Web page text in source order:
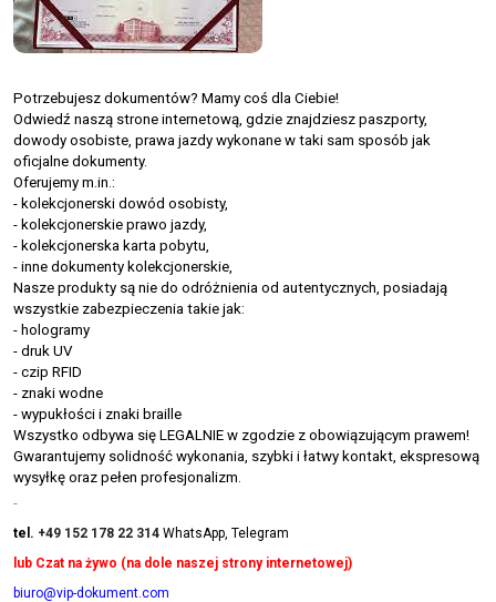
Potrzebujesz dokumentów? Mamy coś dla Ciebie!
Odwiedź naszą strone internetową, gdzie znajdziesz paszporty,
dowody osobiste, prawa jazdy wykonane w taki sam sposób jak
oficjalne dokumenty.
Oferujemy m.in.:
- kolekcjonerski dowód osobisty,
- kolekcjonerskie prawo jazdy,
- kolekcjonerska karta pobytu,
- inne dokumenty kolekcjonerskie,
Nasze produkty są nie do odróżnienia od autentycznych, posiadają
wszystkie zabezpieczenia takie jak:
- hologramy
- druk UV
- czip RFID
- znaki wodne
- wypukłości i znaki braille
Wszystko odbywa się LEGALNIE w zgodzie z obowiązującym prawem!
Gwarantujemy solidność wykonania, szybki i łatwy kontakt, ekspresową
wysyłkę oraz pełen profesjonalizm.
-
tel. +49 152 178 22 314 WhatsApp, Telegram
lub Czat na żywo (na dole naszej strony internetowej)
biuro@vip-dokument.com